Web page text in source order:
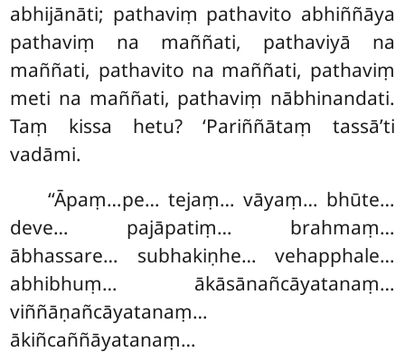
abhijānāti; pathaviṃ pathavito abhiññāya
pathaviṃ na maññati, pathaviyā na
maññati, pathavito na maññati, pathaviṃ
meti na maññati, pathaviṃ nābhinandati.
Taṃ kissa hetu? ‘Pariññātaṃ tassā’ti
vadāmi.
‘‘Āpaṃ…pe… tejaṃ… vāyaṃ… bhūte…
deve… pajāpatiṃ… brahmaṃ…
ābhassare… subhakiṇhe… vehapphale…
abhibhuṃ… ākāsānañcāyatanaṃ…
viññāṇañcāyatanaṃ…
ākiñcaññāyatanaṃ…